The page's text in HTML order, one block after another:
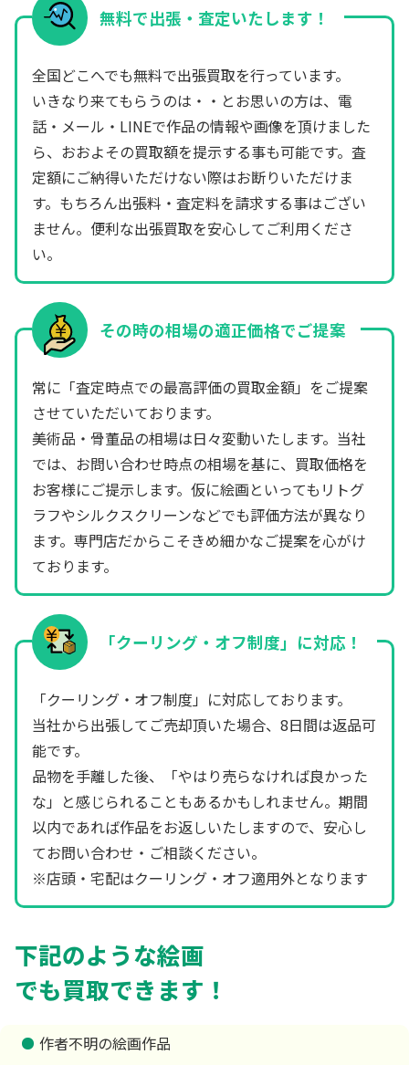
無料で出張・査定いたします！
全国どこへでも無料で出張買取を行っています。
いきなり来てもらうのは・・とお思いの方は、電
話・メール・LINEで作品の情報や画像を頂けました
ら、おおよその買取額を提示する事も可能です。査
定額にご納得いただけない際はお断りいただけま
す。もちろん出張料・査定料を請求する事はござい
ません。便利な出張買取を安心してご利用くださ
い。
その時の相場の適正価格でご提案
常に「査定時点での最高評価の買取金額」をご提案
させていただいております。
美術品・骨董品の相場は日々変動いたします。当社
では、お問い合わせ時点の相場を基に、買取価格を
お客様にご提示します。仮に絵画といってもリトグ
ラフやシルクスクリーンなどでも評価方法が異なり
ます。専門店だからこそきめ細かなご提案を心がけ
ております。
「クーリング・オフ制度」に対応！
「クーリング・オフ制度」に対応しております。
当社から出張してご売却頂いた場合、8日間は返品可
能です。
品物を手離した後、「やはり売らなければ良かった
な」と感じられることもあるかもしれません。期間
以内であれば作品をお返しいたしますので、安心し
てお問い合わせ・ご相談ください。
※店頭・宅配はクーリング・オフ適用外となります
下記のような絵画
でも買取できます！
作者不明の絵画作品